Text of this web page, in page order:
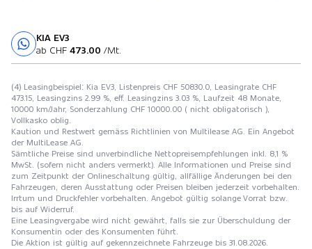
KIA EV3
ab CHF 473.00 /Mt.
(4) Leasingbeispiel: Kia EV3, Listenpreis CHF 50830.0, Leasingrate CHF
473.15, Leasingzins 2.99 %, eff. Leasingzins 3.03 %, Laufzeit 48 Monate,
10000 km/Jahr, Sonderzahlung CHF 10000.00 ( nicht obligatorisch ),
Vollkasko oblig.
Kaution und Restwert gemäss Richtlinien von Multilease AG. Ein Angebot
der MultiLease AG.
Sämtliche Preise sind unverbindliche Nettopreisempfehlungen inkl. 8,1 %
MwSt. (sofern nicht anders vermerkt). Alle Informationen und Preise sind
zum Zeitpunkt der Onlineschaltung gültig, allfällige Änderungen bei den
Fahrzeugen, deren Ausstattung oder Preisen bleiben jederzeit vorbehalten.
Irrtum und Druckfehler vorbehalten. Angebot gültig solange Vorrat bzw.
bis auf Widerruf.
Eine Leasingvergabe wird nicht gewährt, falls sie zur Überschuldung der
Konsumentin oder des Konsumenten führt.
Die Aktion ist gültig auf gekennzeichnete Fahrzeuge bis 31.08.2026.